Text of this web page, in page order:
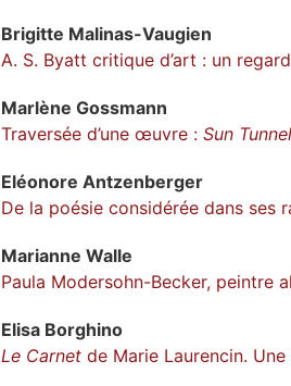
Brigitte Malinas-Vaugien
A. S. Byatt critique d’art : un
Marlène Gossmann
Traversée d’une œuvre : Sun
Eléonore Antzenberger
De la poésie considérée dans ses
Marianne Walle
Paula Modersohn-Becker, peintre
Elisa Borghino
Le Carnet de Marie Laurencin.